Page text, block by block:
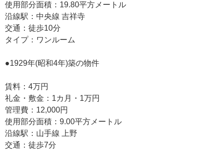
使用部分面積：19.80平方メートル
沿線駅：中央線 吉祥寺
交通：徒歩10分
タイプ：ワンルーム
●1929年(昭和4年)築の物件
賃料：4万円
礼金・敷金：1カ月・1万円
管理費：12,000円
使用部分面積：9.00平方メートル
沿線駅：山手線 上野
交通：徒歩7分